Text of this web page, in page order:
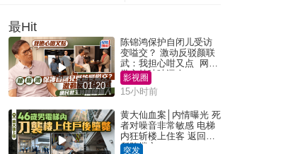
最Hit
01:20
陈锦鸿保护自闭儿受访
变嗌交？ 激动反驳颜联
武：我担心咁又点 网民
批主持咄咄逼人
影视圈
15小时前
黄大仙血案│内情曝光 死
者对噪音非常敏感 电梯
内狂斩楼上住客 返回住
所堕楼亡
突发